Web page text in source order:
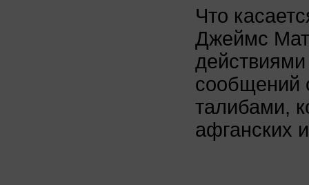
Что
Джеймс
сообщений
талибами,
афганских